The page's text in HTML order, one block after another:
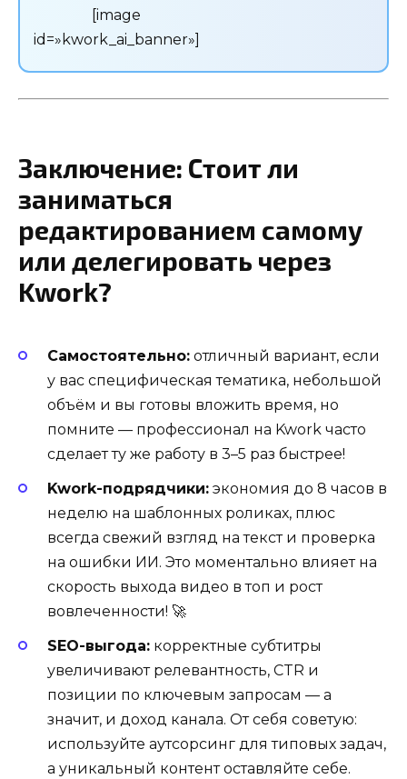
[image
id=»kwork_ai_banner»]
Заключение: Стоит ли
заниматься
редактированием самому
или делегировать через
Kwork?
Самостоятельно: отличный вариант, если
у вас специфическая тематика, небольшой
объём и вы готовы вложить время, но
помните — профессионал на Kwork часто
сделает ту же работу в 3–5 раз быстрее!
Kwork-подрядчики: экономия до 8 часов в
неделю на шаблонных роликах, плюс
всегда свежий взгляд на текст и проверка
на ошибки ИИ. Это моментально влияет на
скорость выхода видео в топ и рост
вовлеченности! 🚀
SEO-выгода: корректные субтитры
увеличивают релевантность, CTR и
позиции по ключевым запросам — а
значит, и доход канала. От себя советую:
используйте аутсорсинг для типовых задач,
а уникальный контент оставляйте себе.